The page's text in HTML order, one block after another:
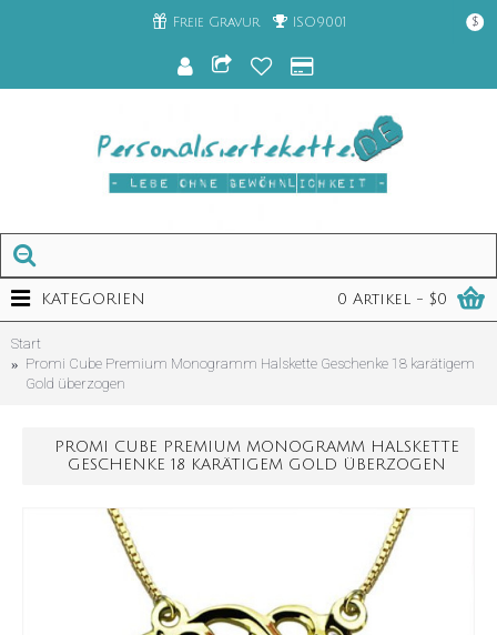
Freie Gravur ISO9001 $
0 Artikel - $0
KATEGORIEN
Start
Promi Cube Premium Monogramm Halskette Geschenke 18 karätigem
Gold überzogen
PROMI CUBE PREMIUM MONOGRAMM HALSKETTE
GESCHENKE 18 KARÄTIGEM GOLD ÜBERZOGEN